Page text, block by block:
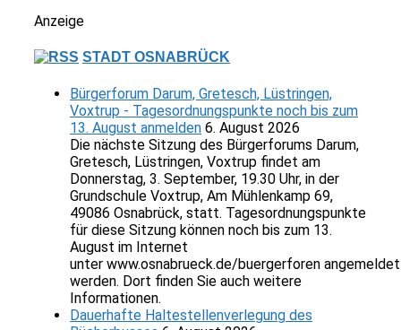
Anzeige
STADT OSNABRÜCK
Bürgerforum Darum, Gretesch, Lüstringen,
Voxtrup - Tagesordnungspunkte noch bis zum
13. August anmelden 6. August 2026
Die nächste Sitzung des Bürgerforums Darum,
Gretesch, Lüstringen, Voxtrup findet am
Donnerstag, 3. September, 19.30 Uhr, in der
Grundschule Voxtrup, Am Mühlenkamp 69,
49086 Osnabrück, statt. Tagesordnungspunkte
für diese Sitzung können noch bis zum 13.
August im Internet
unter www.osnabrueck.de/buergerforen angemeldet
werden. Dort finden Sie auch weitere
Informationen.
Dauerhafte Haltestellenverlegung des